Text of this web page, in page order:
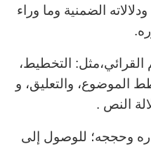
الضمنية وما وراء
القرائي،مثل: التخطيط،
الموضوع، والتعليق، و
النص .
وحججه؛ للوصول إلى